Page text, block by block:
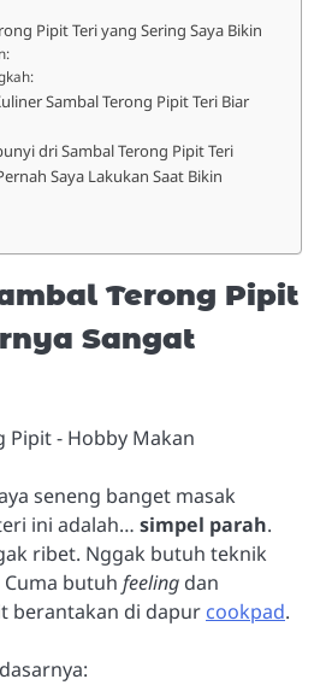
Pipit Teri yang Sering Saya Bikin
Sambal Terong Pipit Teri Biar
dri Sambal Terong Pipit Teri
Saya Lakukan Saat Bikin
Terong Pipit
Sangat
seneng banget masak
ini adalah… simpel parah.
ribet. Nggak butuh teknik
butuh feeling dan
berantakan di dapur cookpad.